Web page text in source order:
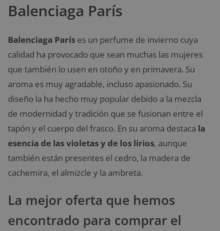
Balenciaga París
Balenciaga París es un perfume de invierno cuya
calidad ha provocado que sean muchas las mujeres
que también lo usen en otoño y en primavera. Su
aroma es muy agradable, incluso apasionado. Su
diseño la ha hecho muy popular debido a la mezcla
de modernidad y tradición que se fusionan entre el
tapón y el cuerpo del frasco. En su aroma destaca la
esencia de las violetas y de los lirios, aunque
también están presentes el cedro, la madera de
cachemira, el almizcle y la ambreta.
La mejor oferta que hemos
encontrado para comprar el